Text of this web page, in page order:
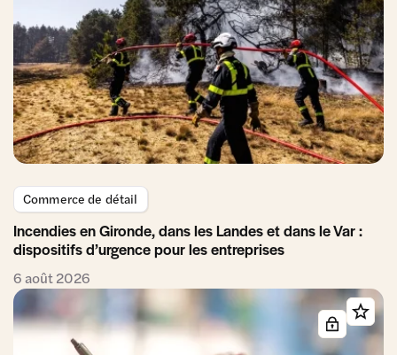
Commerce de détail
Incendies en Gironde, dans les Landes et dans le Var :
dispositifs d’urgence pour les entreprises
6 août 2026